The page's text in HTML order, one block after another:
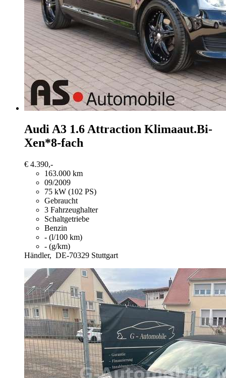
Audi A3 1.6 Attraction Klimaaut.Bi-
Xen*8-fach
€ 4.390,-
163.000 km
09/2009
75 kW (102 PS)
Gebraucht
3 Fahrzeughalter
Schaltgetriebe
Benzin
- (l/100 km)
- (g/km)
Händler, DE-70329 Stuttgart